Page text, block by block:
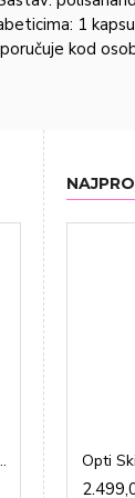
1
kod
kesice a20 Gravidon
1.865,00
Opti